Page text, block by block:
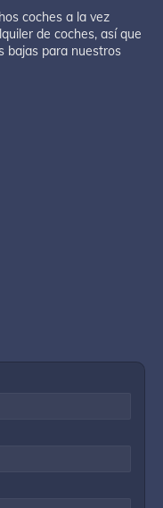
coches a la vez
de coches, así que
bajas para nuestros